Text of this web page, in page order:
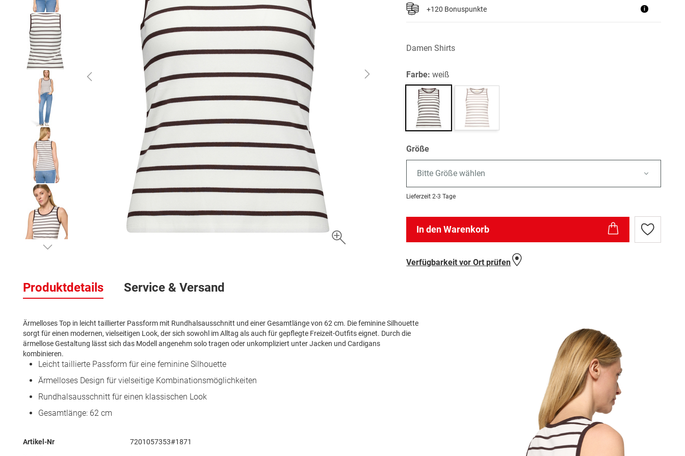
Bildergalerie
springen
+120 Bonuspunkte i
Damen Shirts
Farbe:weiß
Größe
Bitte Größe wählen
Lieferzeit 2-3 Tage
In den Warenkorb
Zur
Wunschliste
Verfügbarkeit vor Ort prüfen
Produktdetails
Ärmelloses Top in leicht taillierter Passform mit Rundhalsausschnitt und einer Gesamtlänge von 62 cm. Die feminine Silhouette
sorgt für einen modernen, vielseitigen Look, der sich sowohl im Alltag als auch für gepflegte Freizeit-Outfits eignet. Durch die
ärmellose Gestaltung lässt sich das Modell angenehm solo tragen oder unkompliziert unter Jacken und Cardigans
kombinieren.
Leicht taillierte Passform für eine feminine Silhouette
Ärmelloses Design für vielseitige Kombinationsmöglichkeiten
Rundhalsausschnitt für einen klassischen Look
Gesamtlänge: 62 cm
Mehr
Artikel-Nr 7201057353#1871
Service & Versand